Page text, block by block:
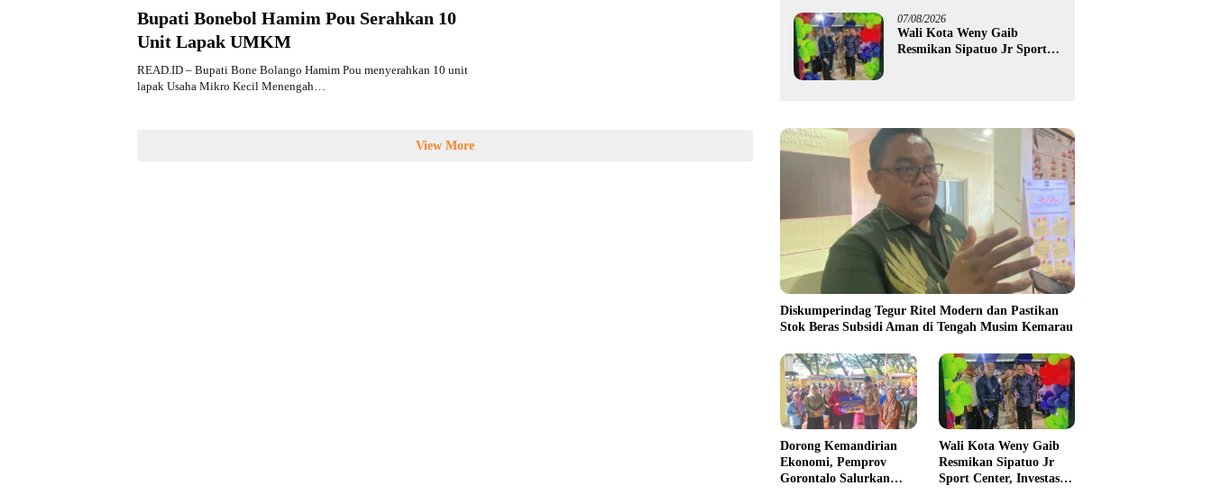
Bupati Bonebol Hamim Pou Serahkan 10
Unit Lapak UMKM
READ.ID – Bupati Bone Bolango Hamim Pou menyerahkan 10 unit
lapak Usaha Mikro Kecil Menengah…
View More
untuk 395 Pelaku Usaha
07/08/2026
Wali Kota Weny Gaib
Resmikan Sipatuo Jr Sport
Diskumperindag Tegur Ritel Modern dan Pastikan
Stok Beras Subsidi Aman di Tengah Musim Kemarau
Dorong Kemandirian
Ekonomi, Pemprov
Gorontalo Salurkan
Wali Kota Weny Gaib
Resmikan Sipatuo Jr
Sport Center, Investasi